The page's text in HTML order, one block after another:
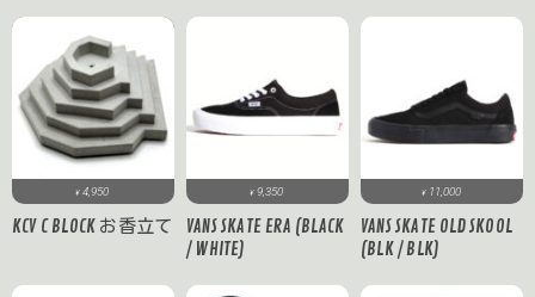
¥ 4,950
KCV C BLOCK お香立て
¥ 9,350
VANS SKATE ERA (BLACK
/ WHITE)
¥ 11,000
VANS SKATE OLD SKOOL
(BLK / BLK)